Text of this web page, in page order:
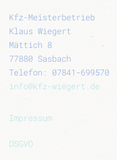
Kfz-Meisterbetrieb
Klaus Wiegert
Mättich 8
77880 Sasbach
Telefon: 07841-699570
info@kfz-wiegert.de
Impressum
DSGVO